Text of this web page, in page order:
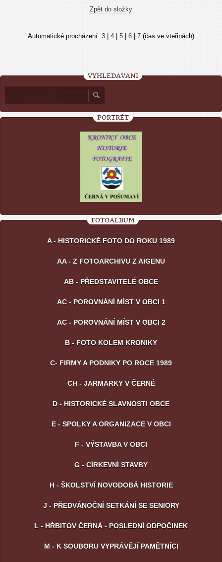
Zpět do složky
Automatické procházení: 3 4 5 6 7 (čas ve vteřinách)
VYHLEDÁVÁNÍ
PORTRÉT
FOTOALBUM
A - HISTORICKÉ FOTO DO ROKU 1989
AA - Z FOTOARCHIVU Z AIGENU
AB - PŘEDSTAVITELÉ OBCE
AC - POROVNÁNÍ MÍST V OBCI 1
AC - POROVNÁNÍ MÍST V OBCI 2
B - FOTO KOLEM KRONIKY
C- FIRMY A PODNIKY PO ROCE 1989
CH - JARMARKY V ČERNÉ
D - HISTORICKÉ SLAVNOSTI OBCE
E - SPOLKY A ORGANIZACE V OBCI
F - VÝSTAVBA V OBCI
G - CÍRKEVNÍ STAVBY
H - ŠKOLSTVÍ NOVODOBÁ HISTORIE
J - PŘEDVÁNOČNÍ SETKÁNÍ SE SENIORY
L - HŘBITOV ČERNÁ - POSLEDNÍ ODPOČINEK
M - K SOUBORU VYPRÁVĚJÍ PAMĚTNÍCI